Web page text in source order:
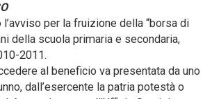
l’avviso per la fruizione della “borsa di
della scuola primaria e secondaria,
2011.
al beneficio va presentata da uno
dall’esercente la patria potestà o